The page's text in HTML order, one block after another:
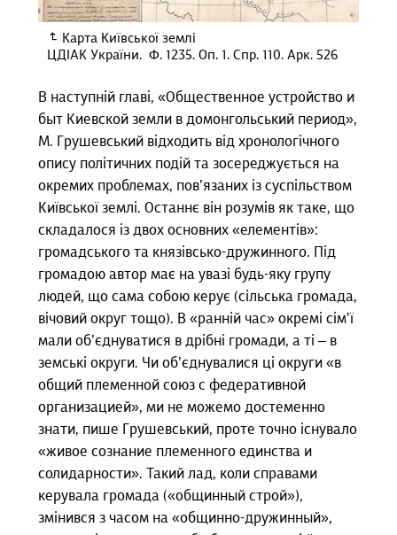
Карта Київської землі
ЦДІАК України. Ф. 1235. Оп. 1. Спр. 110. Арк. 526
В наступній главі, «Общественное устройство и
быт Киевской земли в домонгольський период»,
М. Грушевський відходить від хронологічного
опису політичних подій та зосереджується на
окремих проблемах, пов’язаних із суспільством
Київської землі. Останнє він розумів як таке, що
складалося із двох основних «елементів»:
громадського та князівсько-дружинного. Під
громадою автор має на увазі будь-яку групу
людей, що сама собою керує (сільська громада,
вічовий округ тощо). В «ранній час» окремі сім’ї
мали об’єднуватися в дрібні громади, а ті – в
земські округи. Чи об’єднувалися ці округи «в
общий племенной союз с федеративной
организацией», ми не можемо достеменно
знати, пише Грушевський, проте точно існувало
«живое сознание племенного единства и
солидарности». Такий лад, коли справами
керувала громада («общинный строй»),
змінився з часом на «общинно-дружинный»,